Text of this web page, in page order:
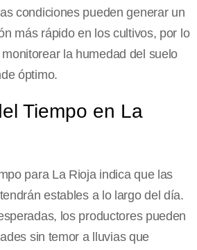
condiciones pueden generar un
más rápido en los cultivos, por lo
la humedad del suelo
óptimo.
Tiempo en La
para La Rioja indica que las
estables a lo largo del día.
los productores pueden
sin temor a lluvias que